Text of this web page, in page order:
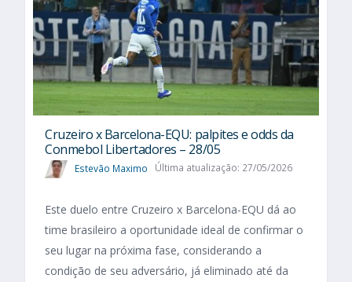
Cruzeiro x Barcelona-EQU: palpites e odds da
Conmebol Libertadores – 28/05
Estevão Maximo Última atualização: 27/05/2026
Este duelo entre Cruzeiro x Barcelona-EQU dá ao
time brasileiro a oportunidade ideal de confirmar o
seu lugar na próxima fase, considerando a
condição de seu adversário, já eliminado até da